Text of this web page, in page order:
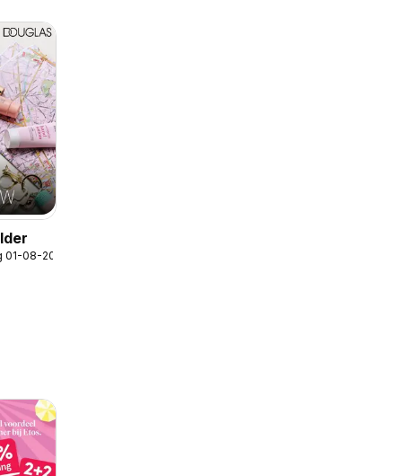
08-2026